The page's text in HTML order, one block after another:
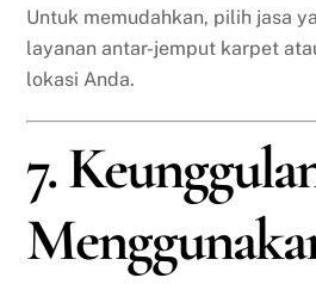
Untuk memudahkan, pilih jasa
layanan antar-jemput karpet
lokasi Anda.
7.